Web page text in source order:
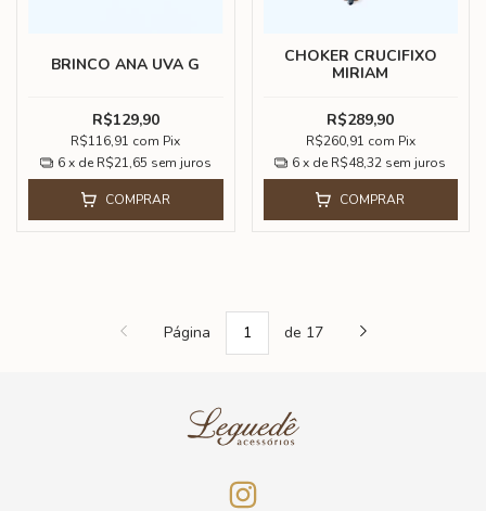
BRINCO ANA UVA G
R$129,90
R$116,91 com Pix
6 x de R$21,65 sem juros
COMPRAR
CHOKER CRUCIFIXO
MIRIAM
R$289,90
R$260,91 com Pix
6 x de R$48,32 sem juros
COMPRAR
Página de 17